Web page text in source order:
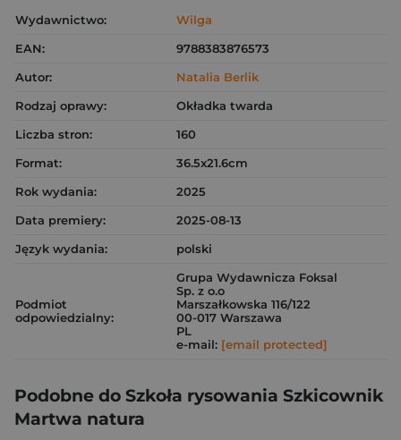
Wydawnictwo:
Wilga
EAN:
9788383876573
Autor:
Natalia Berlik
Rodzaj oprawy:
Okładka twarda
Liczba stron:
160
Format:
36.5x21.6cm
Rok wydania:
2025
Data premiery:
2025-08-13
Język wydania:
polski
Podmiot
odpowiedzialny:
Grupa Wydawnicza Foksal
Sp. z o.o
Marszałkowska 116/122
00-017 Warszawa
PL
e-mail: [email protected]
Podobne do Szkoła rysowania Szkicownik
Martwa natura